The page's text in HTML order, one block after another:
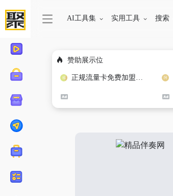
AI工具集 实用工具 搜索
赞助展示位
正规流量卡免费加盟合作